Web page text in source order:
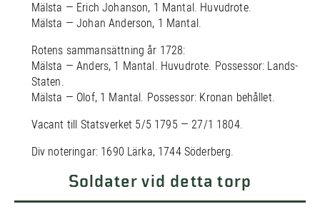
Mälsta — Erich Johanson, 1 Mantal. Huvudrote.
Mälsta — Johan Anderson, 1 Mantal.
Rotens sammansättning år 1728:
Mälsta — Anders, 1 Mantal. Huvudrote. Possessor: Lands-
Staten.
Mälsta — Olof, 1 Mantal. Possessor: Kronan behållet.
Vacant till Statsverket 5/5 1795 — 27/1 1804.
Div noteringar: 1690 Lärka, 1744 Söderberg.
Soldater vid detta torp